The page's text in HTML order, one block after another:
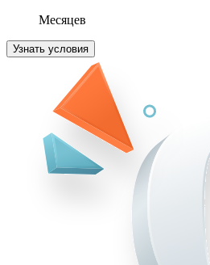
Месяцев
Узнать условия